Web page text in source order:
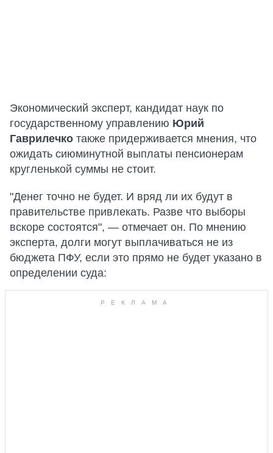
Экономический эксперт, кандидат наук по
государственному управлению Юрий
Гаврилечко также придерживается мнения, что
ожидать сиюминутной выплаты пенсионерам
кругленькой суммы не стоит.
"Денег точно не будет. И вряд ли их будут в
правительстве привлекать. Разве что выборы
вскоре состоятся", — отмечает он. По мнению
эксперта, долги могут выплачиваться не из
бюджета ПФУ, если это прямо не будет указано в
определении суда: